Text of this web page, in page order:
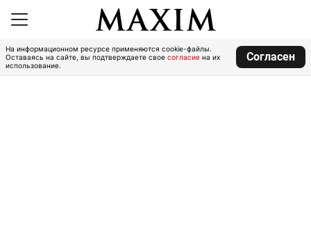
На информационном ресурсе применяются cookie-файлы.
Оставаясь на сайте, вы подтверждаете свое согласие на их
использование.
Согласен